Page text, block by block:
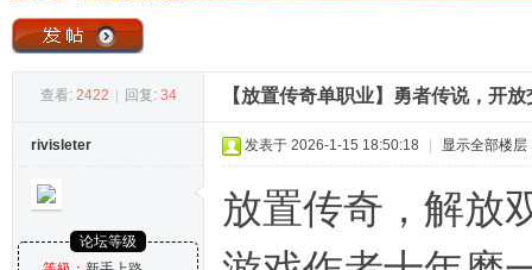
查看: 2422 回复: 34 【放置传奇单职业】勇者传说，开放
rivisleter
论坛等级
发表于 2026-1-15 18:50:18 显示全部楼层
放置传奇，解放